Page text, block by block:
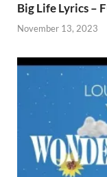
Big Life Lyrics –
November 13, 2023